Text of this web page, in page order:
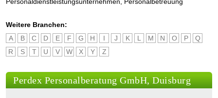
Weitere Branchen:
A
B C D E F G H I J K L M N O P
Q
R
S T U V W X Y Z
Perdex Personalberatung GmbH, Duisburg